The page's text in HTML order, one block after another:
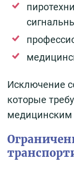
Исключение
которые
медицинским